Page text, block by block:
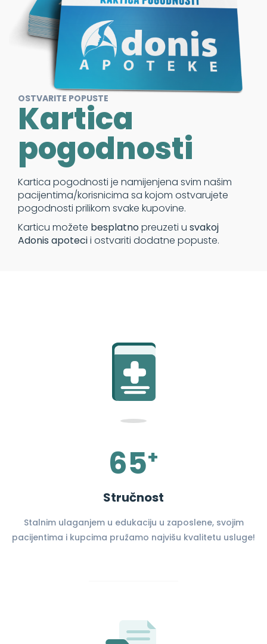
OSTVARITE POPUSTE
Kartica
pogodnosti
Kartica pogodnosti je namijenjena svim našim
pacijentima/korisnicima sa kojom ostvarujete
pogodnosti prilikom svake kupovine.
Karticu možete besplatnopreuzeti u svakoj
Adonis apotecii ostvariti dodatne popuste.
65+
Stručnost
Stalnim ulaganjem u edukaciju u zaposlene, svojim
pacijentima i kupcima pružamo najvišu kvalitetu usluge!